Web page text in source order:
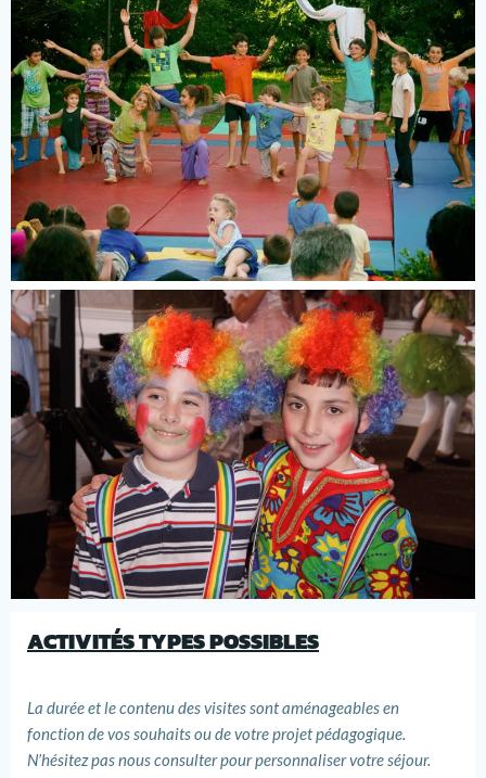
ACTIVITÉS TYPES POSSIBLES
La durée et le contenu des visites sont aménageables en
fonction de vos souhaits ou de votre projet pédagogique.
N’hésitez pas nous consulter pour personnaliser votre séjour.